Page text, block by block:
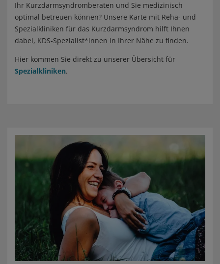
Ihr Kurzdarmsyndromberaten und Sie medizinisch
optimal betreuen können? Unsere Karte mit Reha- und
Spezialkliniken für das Kurzdarmsyndrom hilft Ihnen
dabei, KDS-Spezialist*innen in Ihrer Nähe zu finden.
Hier kommen Sie direkt zu unserer Übersicht für
Spezialkliniken.